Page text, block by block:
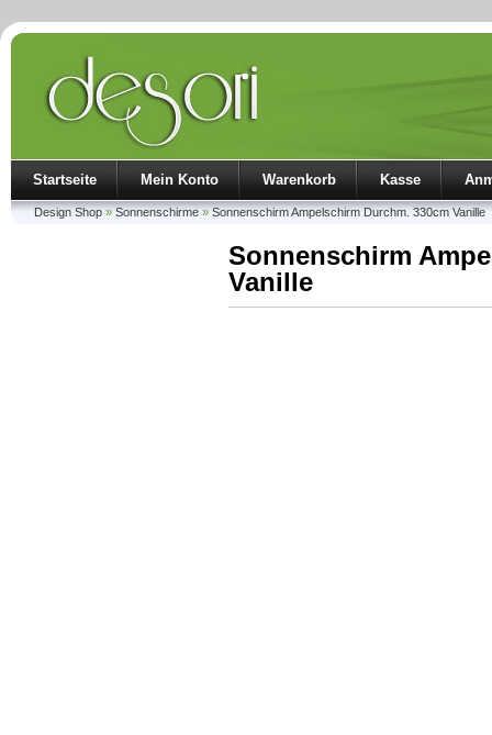
Startseite Mein Konto Warenkorb Kasse
Design Shop»Sonnenschirme»Sonnenschirm Ampelschirm Durchm. 330cm Vanille
Sonnenschirm
Vanille